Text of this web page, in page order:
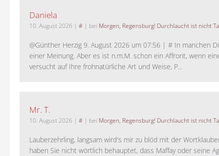
Daniela
10. August 2026 | # | bei Morgen, Regensburg! Durchlaucht ist nicht
@Günther Herzig 9. August 2026 um 07:56 | # In manchen
einer Meinung. Aber es ist n.m.M. schon ein Affront, wenn
versucht auf Ihre frohnatürliche Art und Weise, P...
Mr. T.
10. August 2026 | # | bei Morgen, Regensburg! Durchlaucht ist nicht
Lauberzehrling, langsam wird's mir zu blöd mit der
haben Sie nicht wörtlich behauptet, dass Maffay oder seine